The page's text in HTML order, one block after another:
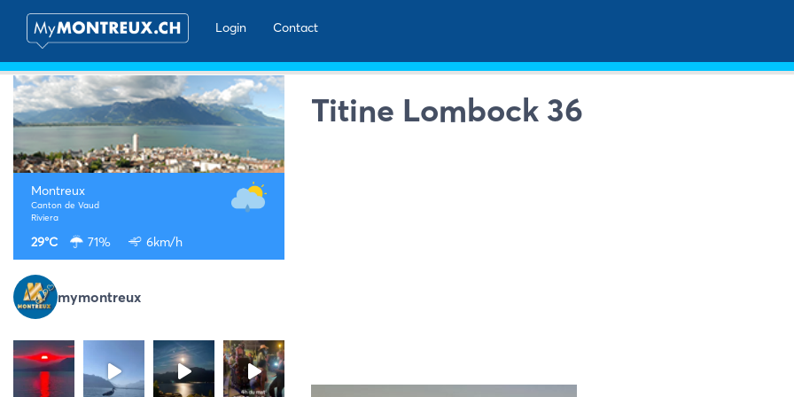
Login
Contact
Montreux
Canton de Vaud
Riviera
29°C 71% 6km/h
mymontreux
Titine Lombock 36